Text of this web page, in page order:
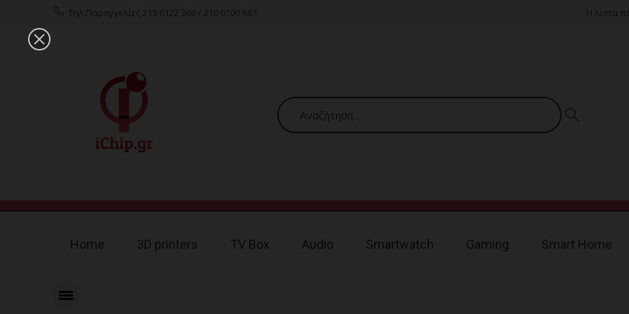
Τηλ.Παραγγελίες 213 0122 366 / 210 0100 687 Η λίστα
Home 3D printers TV Box Audio Smartwatch Gaming Smart Home